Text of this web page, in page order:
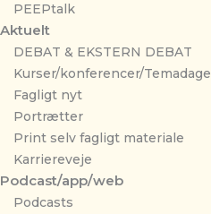
PEEPtalk
Aktuelt
DEBAT & EKSTERN DEBAT
Kurser/konferencer/Temadage
Fagligt nyt
Portrætter
Print selv fagligt materiale
Karriereveje
Podcast/app/web
Podcasts